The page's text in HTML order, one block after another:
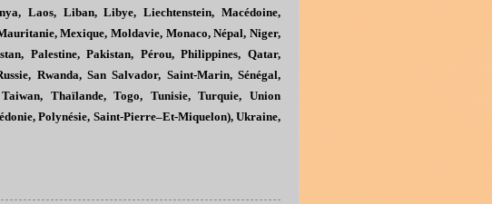
Laos, Liban, Libye, Liechtenstein, Macédoine,
Mexique, Moldavie, Monaco, Népal, Niger,
Palestine, Pakistan, Pérou, Philippines, Qatar,
Rwanda, San Salvador, Saint-Marin, Sénégal,
Thaïlande, Togo, Tunisie, Turquie, Union
Polynésie, Saint-Pierre–Et-Miquelon), Ukraine,